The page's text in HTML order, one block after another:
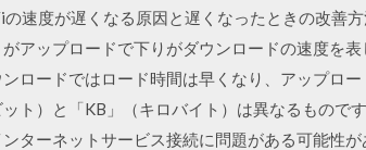
速度が遅くなる原因と遅くなったときの改善
アップロードで下りがダウンロードの速度を
ロードではロード時間は早くなり、アップロ
ット）と「KB」（キロバイト）は異なるもので
ターネットサービス接続に問題がある可能性